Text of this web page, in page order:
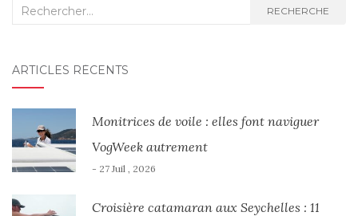
Recherche
RECHERCHE
ARTICLES RÉCENTS
Monitrices de voile : elles font naviguer
VogWeek autrement
- 27 Juil , 2026
Croisière catamaran aux Seychelles : 11